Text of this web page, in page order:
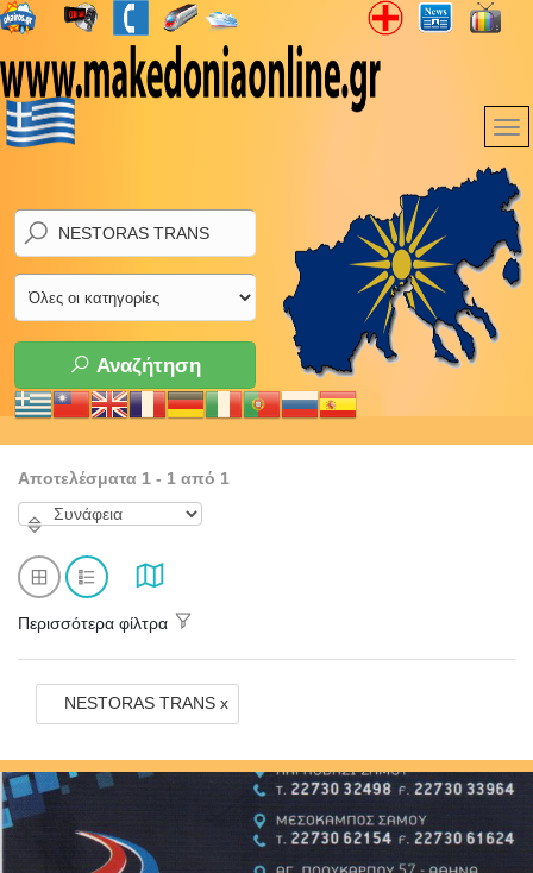
Αναζήτηση
Αποτελέσματα 1 - 1 από 1
Περισσότερα φίλτρα
NESTORAS TRANS x